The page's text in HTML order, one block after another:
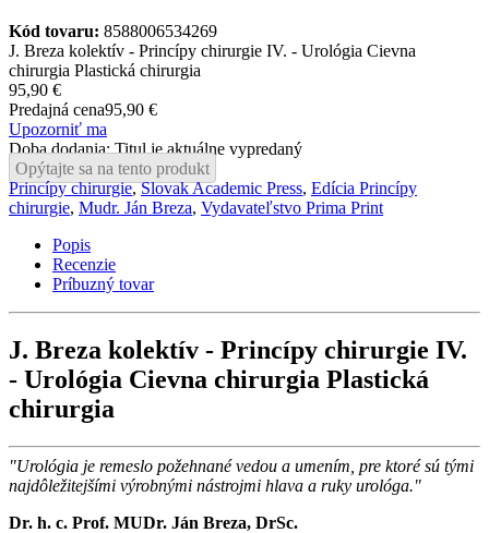
Kód tovaru: 8588006534269
J. Breza kolektív - Princípy chirurgie IV. - Urológia Cievna
chirurgia Plastická chirurgia
95,90 €
Predajná cena95,90 €
Upozorniť ma
Doba dodania: Titul je aktuálne vypredaný
Opýtajte sa na tento produkt
Princípy chirurgie,Slovak Academic Press, Edícia Princípy
chirurgie, Mudr. Ján Breza, Vydavateľstvo Prima Print
Popis
Recenzie
Príbuzný tovar
J. Breza kolektív - Princípy chirurgie IV.
- Urológia Cievna chirurgia Plastická
chirurgia
"Urológia je remeslo požehnané vedou a umením, pre ktoré sú tými
najdôležitejšími výrobnými nástrojmi hlava a ruky urológa."
Dr. h. c. Prof. MUDr. Ján Breza, DrSc.